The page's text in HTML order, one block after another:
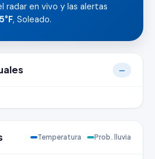
radar en vivo y las alertas
, Soleado.
—
Temperatura Prob. lluvia